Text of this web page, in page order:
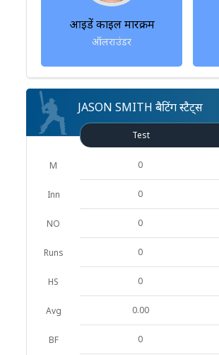
आइडें काइल मारक्रम
ऑलराउंडर
JASON SMITH बैटिंग स्टैट्स
M
Inn
NO
Runs
HS
Avg
BF
Test
0
0
0
0
0
0.00
0